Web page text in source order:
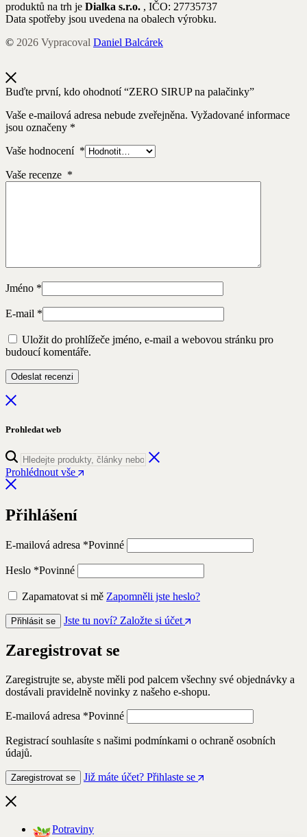
produktů na trh je Dialka s.r.o. , IČO: 27735737
Data spotřeby jsou uvedena na obalech výrobku.
© 2026 Vypracoval Daniel Balcárek
Buďte první, kdo ohodnotí “ZERO SIRUP na palačinky”
Vaše e-mailová adresa nebude zveřejněna. Vyžadované informace
jsou označeny *
Vaše hodnocení *
Vaše recenze *
Jméno *
E-mail *
Uložit do prohlížeče jméno, e-mail a webovou stránku pro
budoucí komentáře.
Prohledat web
Prohlédnout vše
Přihlášení
E-mailová adresa *Povinné
Heslo *Povinné
Zapamatovat si mě Zapomněli jste heslo?
Přihlásit se Jste tu noví? Založte si účet
Zaregistrovat se
Zaregistrujte se, abyste měli pod palcem všechny své objednávky a
dostávali pravidelně novinky z našeho e-shopu.
E-mailová adresa *Povinné
Registrací souhlasíte s našimi podmínkami o ochraně osobních
údajů.
Zaregistrovat se Již máte účet? Přihlaste se
Potraviny